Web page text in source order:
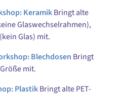
KeramikBringt alte
Glaswechselrahmen),
Glas) mit.
Blechdosen Bringt
mit.
PlastikBringt alte PET-